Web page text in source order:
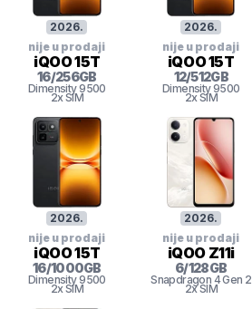
2026.
nije u prodaji
iQOO 15T
16/256GB
Dimensity9500
2x SIM
2026.
nije u prodaji
iQOO 15T
12/512GB
Dimensity9500
2x SIM
2026.
nije u prodaji
iQOO 15T
16/1000GB
Dimensity9500
2x SIM
2026.
nije u prodaji
iQOO Z11i
6/128GB
Snapdragon 4 Gen 2
2x SIM